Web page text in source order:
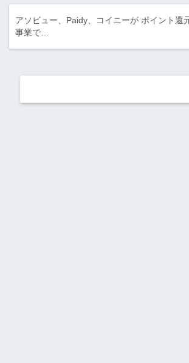
アソビュー、Paidy、コイニーが ポイント還
事業で…